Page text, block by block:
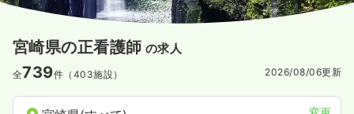
宮崎県の正看護師 の求人
全739件（403施設） 2026/08/06更新